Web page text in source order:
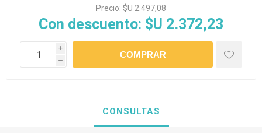
Precio: $U 2.497,08
Con descuento: $U 2.372,23
i
h
CONSULTAS